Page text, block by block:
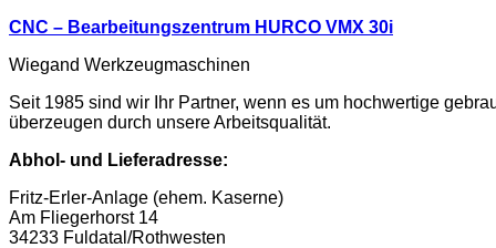
CNC – Bearbeitungszentrum HURCO VMX 30i
Wiegand Werkzeugmaschinen
Seit 1985 sind wir Ihr Partner, wenn es um hochwertige
überzeugen durch unsere Arbeitsqualität.
Abhol- und Lieferadresse:
Fritz-Erler-Anlage (ehem. Kaserne)
Am Fliegerhorst 14
34233 Fuldatal/Rothwesten